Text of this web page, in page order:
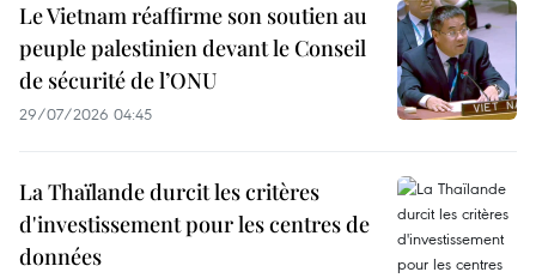
Le Vietnam réaffirme son soutien au
peuple palestinien devant le Conseil
de sécurité de l’ONU
29/07/2026 04:45
La Thaïlande durcit les critères
d'investissement pour les centres de
données